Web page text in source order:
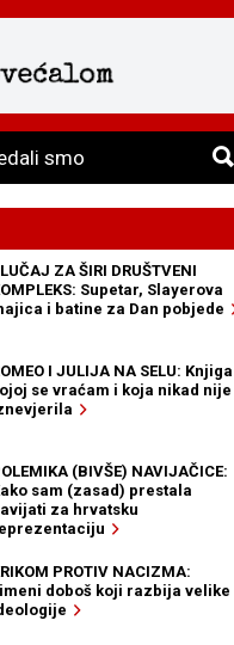
smo
ZA ŠIRI DRUŠTVENI
Supetar, Slayerova
i batine za Dan pobjede
I JULIJA NA SELU: Knjiga
se vraćam i koja nikad nije
(BIVŠE) NAVIJAČICE:
sam (zasad) prestala
za hrvatsku
PROTIV NACIZMA:
doboš koji razbija velike